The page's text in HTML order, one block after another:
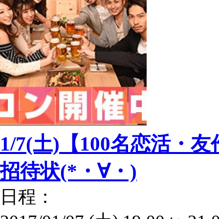
1/7(土)【100名恋活・
招待状(*・∀・)
日程：